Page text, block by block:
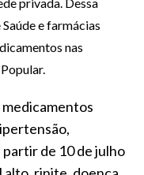
e farmácias
nas
de 10 de julho